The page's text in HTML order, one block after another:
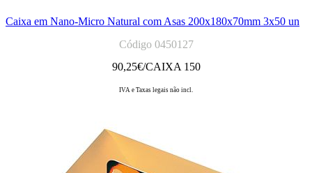
Caixa em Nano-Micro Natural com Asas 200x180x70mm 3x50 un
Código 0450127
90,25€/CAIXA 150
IVA e Taxas legais não incl.